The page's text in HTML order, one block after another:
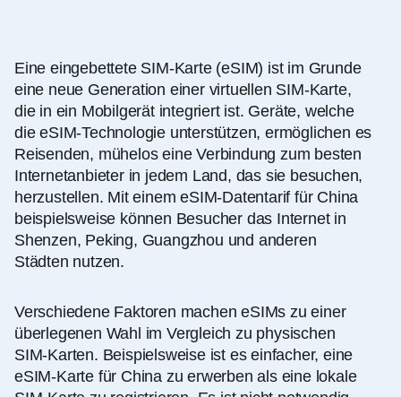
Eine eingebettete SIM-Karte (eSIM) ist im Grunde
eine neue Generation einer virtuellen SIM-Karte,
die in ein Mobilgerät integriert ist. Geräte, welche
die eSIM-Technologie unterstützen, ermöglichen es
Reisenden, mühelos eine Verbindung zum besten
Internetanbieter in jedem Land, das sie besuchen,
herzustellen. Mit einem eSIM-Datentarif für China
beispielsweise können Besucher das Internet in
Shenzen, Peking, Guangzhou und anderen
Städten nutzen.
Verschiedene Faktoren machen eSIMs zu einer
überlegenen Wahl im Vergleich zu physischen
SIM-Karten. Beispielsweise ist es einfacher, eine
eSIM-Karte für China zu erwerben als eine lokale